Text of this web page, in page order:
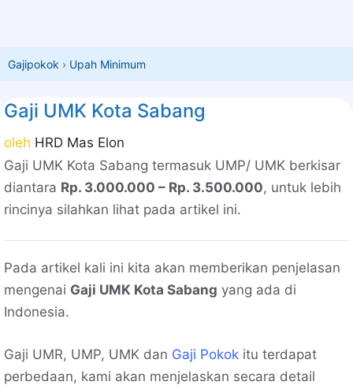
Gajipokok › Upah Minimum
Gaji UMK Kota Sabang
oleh HRD Mas Elon
Gaji UMK Kota Sabang termasuk UMP/ UMK berkisar
diantara Rp. 3.000.000 – Rp. 3.500.000, untuk lebih
rincinya silahkan lihat pada artikel ini.
Pada artikel kali ini kita akan memberikan penjelasan
mengenai Gaji UMK Kota Sabang yang ada di
Indonesia.
Gaji UMR, UMP, UMK dan Gaji Pokok itu terdapat
perbedaan, kami akan menjelaskan secara detail